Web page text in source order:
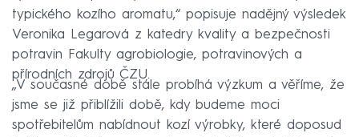
typického kozího aromatu,“ popisuje nadějný výsledek
Veronika Legarová z katedry kvality a bezpečnosti
potravin Fakulty agrobiologie, potravinových a
přírodních zdrojů ČZU.
„V současné době stále probíhá výzkum a věříme, že
jsme se již přiblížili době, kdy budeme moci
spotřebitelům nabídnout kozí výrobky, které doposud